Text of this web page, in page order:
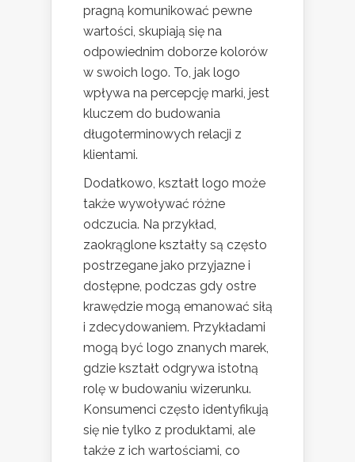
pragną komunikować pewne
wartości, skupiają się na
odpowiednim doborze kolorów
w swoich logo. To, jak logo
wpływa na percepcję marki, jest
kluczem do budowania
długoterminowych relacji z
klientami.
Dodatkowo, kształt logo może
także wywoływać różne
odczucia. Na przykład,
zaokrąglone kształty są często
postrzegane jako przyjazne i
dostępne, podczas gdy ostre
krawędzie mogą emanować siłą
i zdecydowaniem. Przykładami
mogą być logo znanych marek,
gdzie kształt odgrywa istotną
rolę w budowaniu wizerunku.
Konsumenci często identyfikują
się nie tylko z produktami, ale
także z ich wartościami, co